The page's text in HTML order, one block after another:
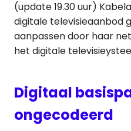
(update 19.30 uur)
digitale televisieaanbod
aanpassen door haar
het digitale
Digitaal
ongecodeerd